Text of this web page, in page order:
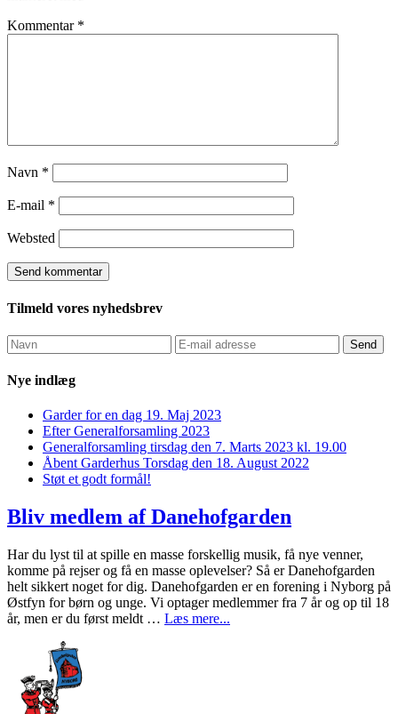
Kommentar *
Navn *
E-mail *
Websted
Tilmeld vores nyhedsbrev
Nye indlæg
Garder for en dag 19. Maj 2023
Efter Generalforsamling 2023
Generalforsamling tirsdag den 7. Marts 2023 kl. 19.00
Åbent Garderhus Torsdag den 18. August 2022
Støt et godt formål!
Bliv medlem af Danehofgarden
Har du lyst til at spille en masse forskellig musik, få nye venner,
komme på rejser og få en masse oplevelser? Så er Danehofgarden
helt sikkert noget for dig. Danehofgarden er en forening i Nyborg på
Østfyn for børn og unge. Vi optager medlemmer fra 7 år og op til 18
år, men er du først meldt … Læs mere...